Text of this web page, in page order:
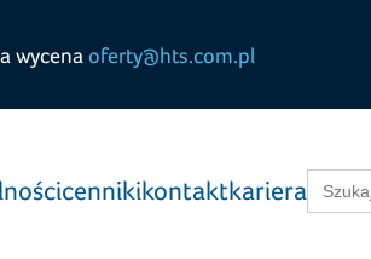
wycena oferty@hts.com.pl
cennikikontaktkarieraSearch
for: